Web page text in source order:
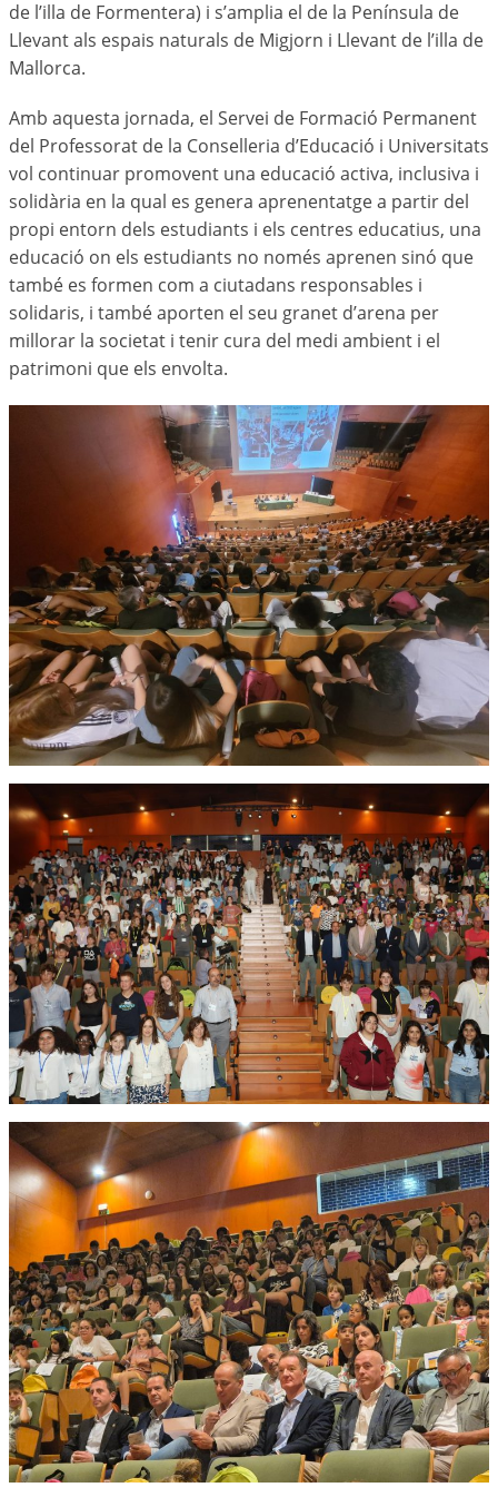
de l’illa de Formentera) i s’amplia el de la Península de
Llevant als espais naturals de Migjorn i Llevant de l’illa de
Mallorca.
Amb aquesta jornada, el Servei de Formació Permanent
del Professorat de la Conselleria d’Educació i Universitats
vol continuar promovent una educació activa, inclusiva i
solidària en la qual es genera aprenentatge a partir del
propi entorn dels estudiants i els centres educatius, una
educació on els estudiants no només aprenen sinó que
també es formen com a ciutadans responsables i
solidaris, i també aporten el seu granet d’arena per
millorar la societat i tenir cura del medi ambient i el
patrimoni que els envolta.